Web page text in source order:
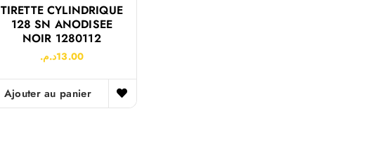
TIRETTE CYLINDRIQUE
128 SN ANODISEE
NOIR 1280112
13.00د.م.
Ajouter au panier